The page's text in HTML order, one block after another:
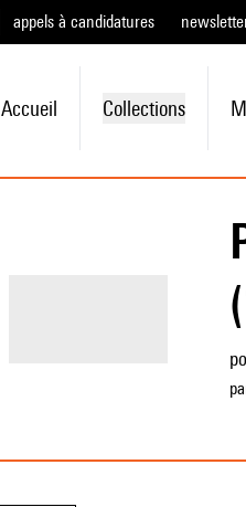
appels à candidatures
Accueil Collections